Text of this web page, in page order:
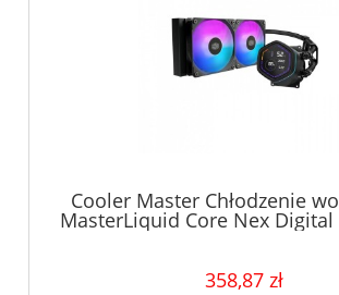
Cooler Master Chłodzenie
MasterLiquid Core Nex Digital
358,87 zł